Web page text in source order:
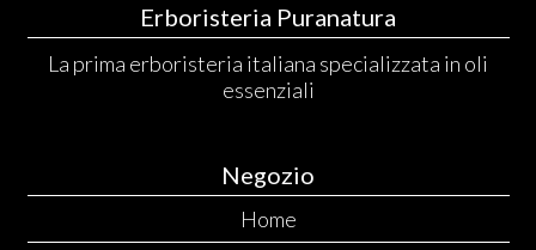
Erboristeria Puranatura
La prima erboristeria italiana specializzata in oli
essenziali
Negozio
Home